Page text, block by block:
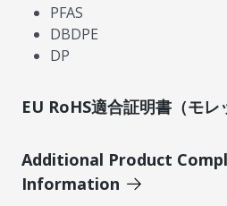
PFAS
DBDPE
DP
EU RoHS適合証明書（モレ
Additional Product
Information